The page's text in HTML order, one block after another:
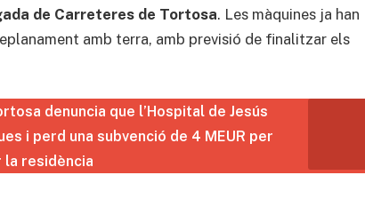
de Carreteres de Tortosa. Les màquines ja han
amb terra, amb previsió de finalitzar els
denuncia que l’Hospital de Jesús
i perd una subvenció de 4 MEUR per
residència